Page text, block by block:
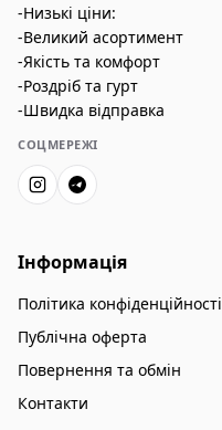
-Низькі ціни:
-Великий асортимент
-Якість та комфорт
-Роздріб та гурт
-Швидка відправка
СОЦМЕРЕЖІ
Інформація
Політика конфіденційності
Публічна оферта
Повернення та обмін
Контакти